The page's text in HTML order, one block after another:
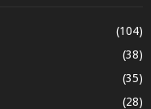
(104)
(38)
(35)
(28)